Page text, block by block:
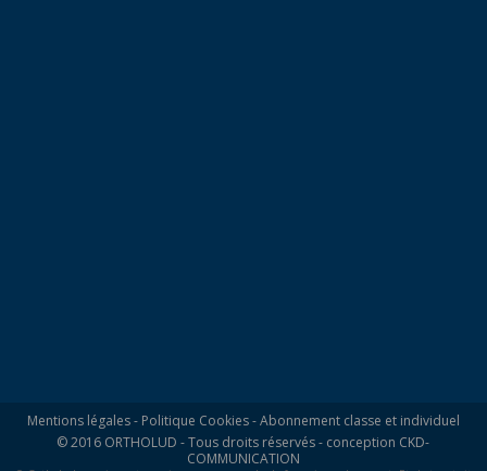
Mentions légales- Politique Cookies-Abonnement classe et individuel
© 2016 ORTHOLUD - Tous droits réservés - conception CKD-
COMMUNICATION